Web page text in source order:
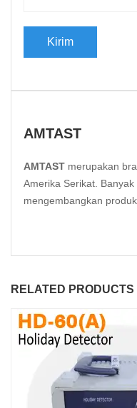
AMTAST
AMTAST merupakan
Amerika Serikat.
mengembangkan
RELATED PRODUCTS